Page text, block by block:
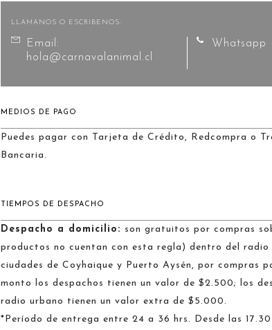
LLAMANOS O ESCRIBENOS:
Email:
hola@carnavalanimal.cl
Whatsapp
MEDIOS DE PAGO
Puedes pagar con Tarjeta de Crédito, Redcompra o
Bancaria.
TIEMPOS DE DESPACHO
Despacho a domicilio: son gratuitos por compras
productos no cuentan con esta regla) dentro del radio
ciudades de Coyhaique y Puerto Aysén, por compras
monto los despachos tienen un valor de $2.500; los
radio urbano tienen un valor extra de $5.000.
*Período de entrega entre 24 a 36 hrs. Desde las